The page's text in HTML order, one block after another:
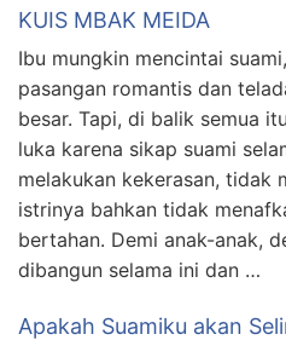
KUIS MBAK MEIDA
Ibu mungkin mencintai
pasangan romantis dan
besar. Tapi, di balik semua
luka karena sikap suami
melakukan kekerasan, tidak
istrinya bahkan tidak
bertahan. Demi anak-anak,
dibangun selama ini dan …
Apakah Suamiku akan